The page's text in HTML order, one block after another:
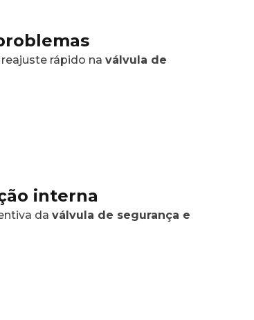
rápido naválvula de
interna
daválvula de segurança e